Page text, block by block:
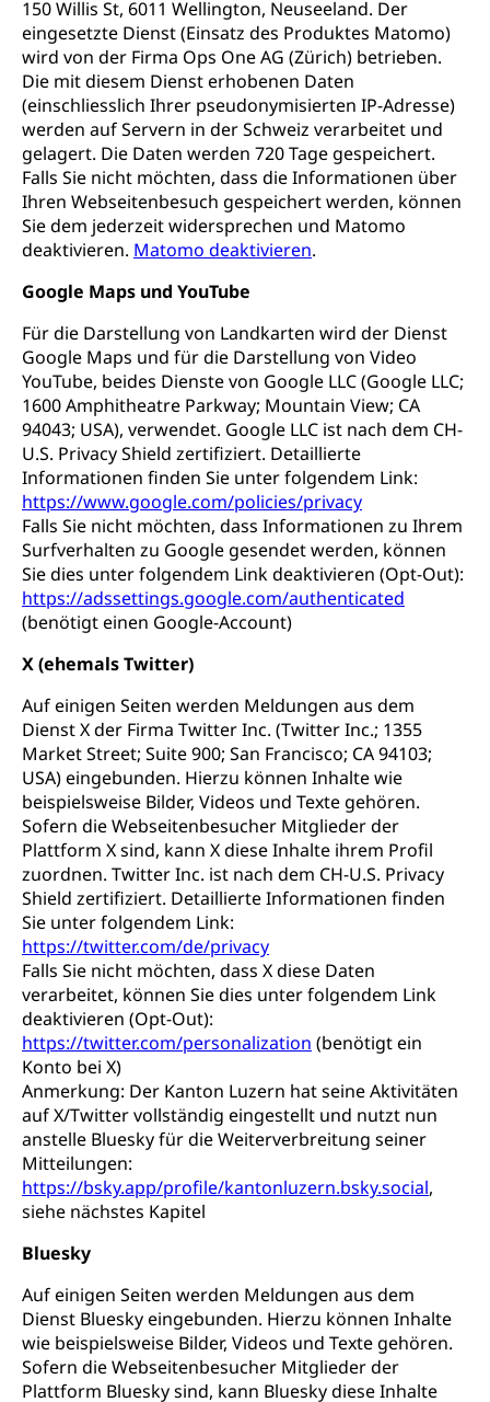
150 Willis St, 6011 Wellington, Neuseeland. Der
eingesetzte Dienst (Einsatz des Produktes Matomo)
wird von der Firma Ops One AG (Zürich) betrieben.
Die mit diesem Dienst erhobenen Daten
(einschliesslich Ihrer pseudonymisierten IP-Adresse)
werden auf Servern in der Schweiz verarbeitet und
gelagert. Die Daten werden 720 Tage gespeichert.
Falls Sie nicht möchten, dass die Informationen über
Ihren Webseitenbesuch gespeichert werden, können
Sie dem jederzeit widersprechen und Matomo
deaktivieren. Matomo deaktivieren.
Google Maps und YouTube
Für die Darstellung von Landkarten wird der Dienst
Google Maps und für die Darstellung von Video
YouTube, beides Dienste von Google LLC (Google LLC;
1600 Amphitheatre Parkway; Mountain View; CA
94043; USA), verwendet. Google LLC ist nach dem CH-
U.S. Privacy Shield zertifiziert. Detaillierte
Informationen finden Sie unter folgendem Link:
https://www.google.com/policies/privacy
Falls Sie nicht möchten, dass Informationen zu Ihrem
Surfverhalten zu Google gesendet werden, können
Sie dies unter folgendem Link deaktivieren (Opt-Out):
https://adssettings.google.com/authenticated
(benötigt einen Google-Account)
X (ehemals Twitter)
Auf einigen Seiten werden Meldungen aus dem
Dienst X der Firma Twitter Inc. (Twitter Inc.; 1355
Market Street; Suite 900; San Francisco; CA 94103;
USA) eingebunden. Hierzu können Inhalte wie
beispielsweise Bilder, Videos und Texte gehören.
Sofern die Webseitenbesucher Mitglieder der
Plattform X sind, kann X diese Inhalte ihrem Profil
zuordnen. Twitter Inc. ist nach dem CH-U.S. Privacy
Shield zertifiziert. Detaillierte Informationen finden
Sie unter folgendem Link:
https://twitter.com/de/privacy
Falls Sie nicht möchten, dass X diese Daten
verarbeitet, können Sie dies unter folgendem Link
deaktivieren (Opt-Out):
https://twitter.com/personalization (benötigt ein
Konto bei X)
Anmerkung: Der Kanton Luzern hat seine Aktivitäten
auf X/Twitter vollständig eingestellt und nutzt nun
anstelle Bluesky für die Weiterverbreitung seiner
Mitteilungen:
https://bsky.app/profile/kantonluzern.bsky.social,
siehe nächstes Kapitel
Bluesky
Auf einigen Seiten werden Meldungen aus dem
Dienst Bluesky eingebunden. Hierzu können Inhalte
wie beispielsweise Bilder, Videos und Texte gehören.
Sofern die Webseitenbesucher Mitglieder der
Plattform Bluesky sind, kann Bluesky diese Inhalte